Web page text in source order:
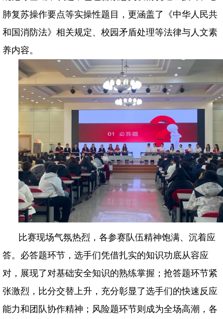
肺复苏操作要点等实操性题目，更涵盖了《中华人民共
和国消防法》相关规定、校园矛盾处理等法律与人文素
养内容。
比赛现场气氛热烈，各参赛队伍精神饱满、沉着应
答。必答题环节，选手们凭借扎实的知识功底从容应
对，展现了对基础安全知识的熟练掌握；抢答题环节紧
张激烈，比分交替上升，充分彰显了选手们的快速反应
能力和团队协作精神；风险题环节则成为全场高潮，各